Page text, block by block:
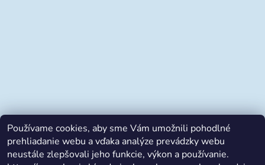
Používame cookies, aby sme Vám umožnili pohodlné
prehliadanie webu a vďaka analýze prevádzky webu
neustále zlepšovali jeho funkcie, výkon a používanie.